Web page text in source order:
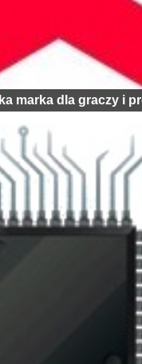
marka dla graczy i